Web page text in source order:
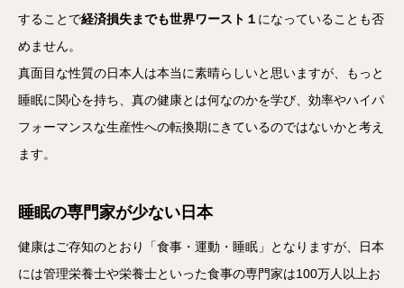
することで経済損失までも世界ワースト１ になっていることも否
めません。
真面目な性質の日本人は本当に素晴らしいと思いますが、もっと
睡眠に関心を持ち、真の健康とは何なのかを学び、効率やハイパ
フォーマンスな生産性への転換期にきているのではないかと考え
ます。
睡眠の専門家が少ない日本
健康はご存知のとおり「食事・運動・睡眠」となりますが、日本
には管理栄養士や栄養士といった食事の専門家は100万人以上お